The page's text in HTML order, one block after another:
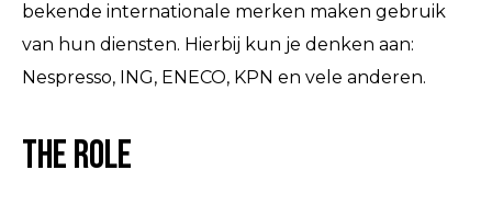
bekende internationale merken maken gebruik
van hun diensten. Hierbij kun je denken aan:
Nespresso, ING, ENECO, KPN en vele anderen.
The Role